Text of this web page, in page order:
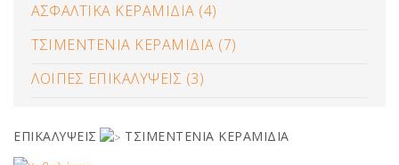
ΑΣΦΑΛΤΙΚΑ ΚΕΡΑΜΙΔΙΑ (4)
ΤΣΙΜΕΝΤΕΝΙΑ ΚΕΡΑΜΙΔΙΑ (7)
ΛΟΙΠΕΣ ΕΠΙΚΑΛΥΨΕΙΣ (3)
ΕΠΙΚΑΛΥΨΕΙΣ ΤΣΙΜΕΝΤΕΝΙΑ ΚΕΡΑΜΙΔΙΑ